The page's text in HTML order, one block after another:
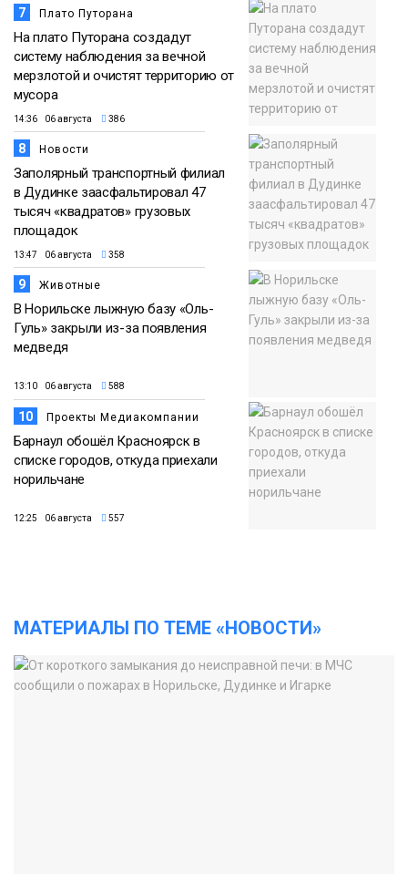
7 Плато Путорана
На плато Путорана создадут
систему наблюдения за вечной
мерзлотой и очистят территорию от
мусора
14:36 06 августа 386
8 Новости
Заполярный транспортный филиал
в Дудинке заасфальтировал 47
тысяч «квадратов» грузовых
площадок
13:47 06 августа 358
9 Животные
В Норильске лыжную базу «Оль-
Гуль» закрыли из-за появления
медведя
13:10 06 августа 588
10 Проекты Медиакомпании
Барнаул обошёл Красноярск в
списке городов, откуда приехали
норильчане
12:25 06 августа 557
МАТЕРИАЛЫ ПО ТЕМЕ «НОВОСТИ»